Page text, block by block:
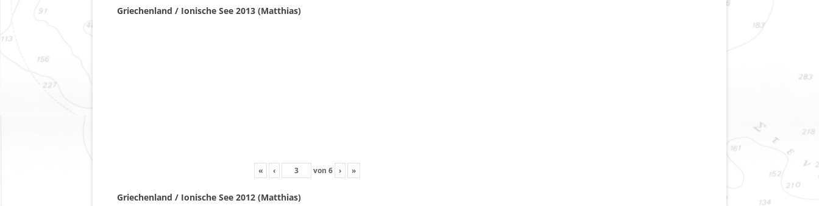
Griechenland / Ionische See 2013 (Matthias)
« ‹ von6 › »
Griechenland / Ionische See 2012 (Matthias)